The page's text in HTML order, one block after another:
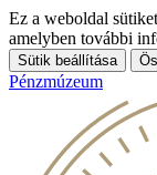
Ez a weboldal
amelyben további
Sütik beállítása
Pénzmúzeum